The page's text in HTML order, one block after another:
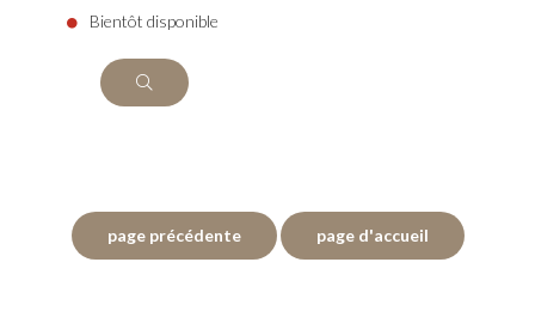
Bientôt disponible